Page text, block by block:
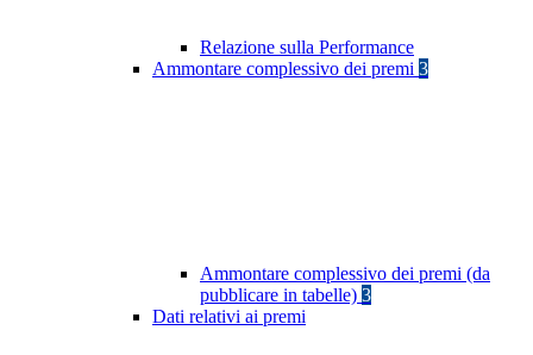
Relazione sulla Performance
Ammontare complessivo dei premi 3
Ammontare complessivo dei premi (da
pubblicare in tabelle) 3
Dati relativi ai premi